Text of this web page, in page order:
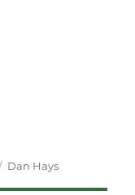
Étiquettes
Dan Hays